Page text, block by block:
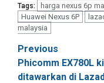
Tags: harga nexus 6p
Huawei Nexus 6P
malaysia
Post
Previous
Phicomm EX780L
ditawarkan di